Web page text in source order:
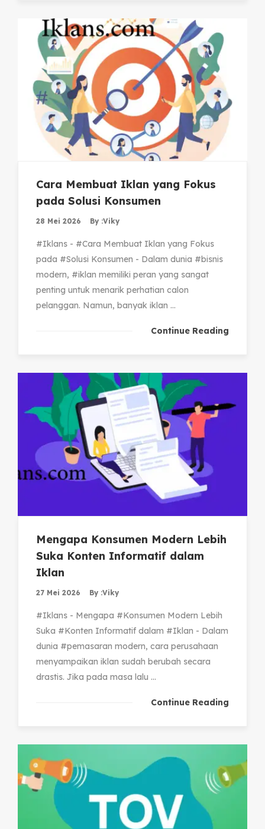
Cara Membuat Iklan yang Fokus
pada Solusi Konsumen
28 Mei 2026 By :Viky
#Iklans - #Cara Membuat Iklan yang Fokus
pada #Solusi Konsumen - Dalam dunia #bisnis
modern, #iklan memiliki peran yang sangat
penting untuk menarik perhatian calon
pelanggan. Namun, banyak iklan ...
Continue Reading
Mengapa Konsumen Modern Lebih
Suka Konten Informatif dalam
Iklan
27 Mei 2026 By :Viky
#Iklans - Mengapa #Konsumen Modern Lebih
Suka #Konten Informatif dalam #Iklan - Dalam
dunia #pemasaran modern, cara perusahaan
menyampaikan iklan sudah berubah secara
drastis. Jika pada masa lalu ...
Continue Reading